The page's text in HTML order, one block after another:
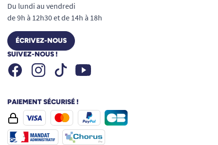
Du lundi au vendredi
de 9h à 12h30 et de 14h à 18h
ÉCRIVEZ-NOUS
SUIVEZ-NOUS !
FacebookInstagramTiktok Youtube
PAIEMENT SÉCURISÉ !